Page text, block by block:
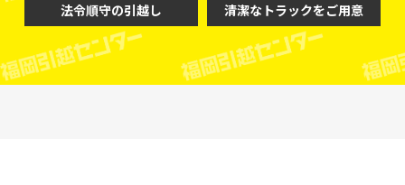
法令順守の引越し 清潔なトラックをご用意